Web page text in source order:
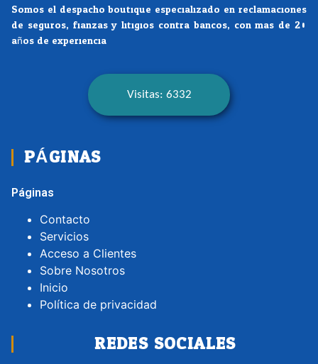
Somos el despacho boutique especializado en reclamaciones
de seguros, fianzas y litigios contra bancos, con mas de 20
años de experiencia.
Visitas: 6332
PÁGINAS
Páginas
Contacto
Servicios
Acceso a Clientes
Sobre Nosotros
Inicio
Política de privacidad
REDES SOCIALES